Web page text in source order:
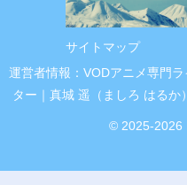
サイトマップ
運営者情報：VODアニメ専門ラ
ター｜真城 遥（ましろ はるか）
© 2025-2026